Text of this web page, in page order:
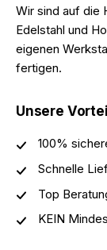
Wir sind auf die
Edelstahl und
eigenen
fertigen.
Unsere
100%
Schnelle
Top
KEIN